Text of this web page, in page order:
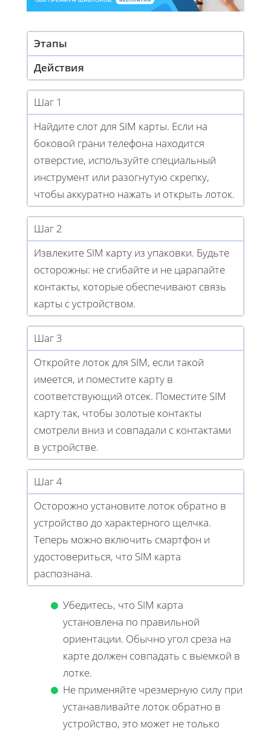
Этапы
Действия
Шаг 1
Найдите слот для SIM карты. Если на
боковой грани телефона находится
отверстие, используйте специальный
инструмент или разогнутую скрепку,
чтобы аккуратно нажать и открыть лоток.
Шаг 2
Извлеките SIM карту из упаковки. Будьте
осторожны: не сгибайте и не царапайте
контакты, которые обеспечивают связь
карты с устройством.
Шаг 3
Откройте лоток для SIM, если такой
имеется, и поместите карту в
соответствующий отсек. Поместите SIM
карту так, чтобы золотые контакты
смотрели вниз и совпадали с контактами
в устройстве.
Шаг 4
Осторожно установите лоток обратно в
устройство до характерного щелчка.
Теперь можно включить смартфон и
удостовериться, что SIM карта
распознана.
Убедитесь, что SIM карта
установлена по правильной
ориентации. Обычно угол среза на
карте должен совпадать с выемкой в
лотке.
Не применяйте чрезмерную силу при
устанавливайте лоток обратно в
устройство, это может не только